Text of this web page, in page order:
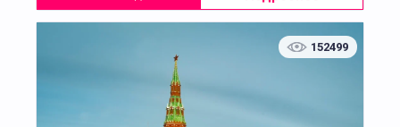
Рекомендуется удобная обувь и одежда
по погоде. Программа подходит для
взрослых и подростков, интересующихся
историей Москвы, архитектурой и
городской средой. Участие — только по
предварительной записи.
152499